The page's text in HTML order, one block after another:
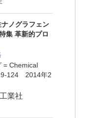
ノグラフェン
集 革新的プロ
= Chemical
124 2014年2
業社